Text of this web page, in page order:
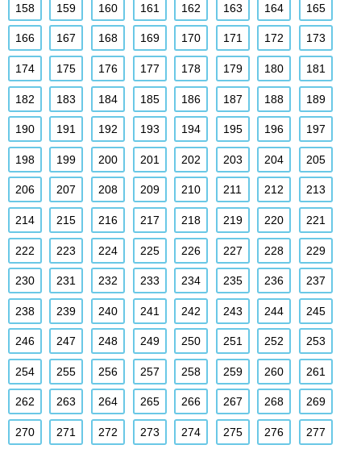
158 159 160 161 162 163 164 165
166 167 168 169 170 171 172 173
174 175 176 177 178 179 180 181
182 183 184 185 186 187 188 189
190 191 192 193 194 195 196 197
198 199 200 201 202 203 204 205
206 207 208 209 210 211 212 213
214 215 216 217 218 219 220 221
222 223 224 225 226 227 228 229
230 231 232 233 234 235 236 237
238 239 240 241 242 243 244 245
246 247 248 249 250 251 252 253
254 255 256 257 258 259 260 261
262 263 264 265 266 267 268 269
270 271 272 273 274 275 276 277